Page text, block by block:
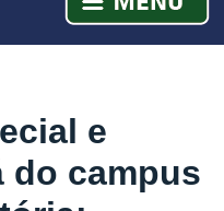
e
do campus